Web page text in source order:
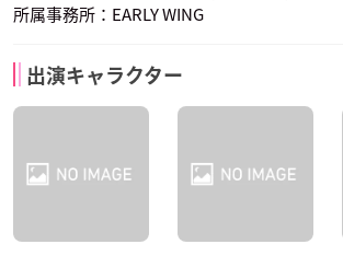
所属事務所：EARLY WING
出演キャラクター